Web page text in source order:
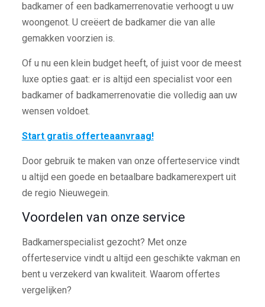
badkamer of een badkamerrenovatie verhoogt u uw
woongenot. U creëert de badkamer die van alle
gemakken voorzien is.
Of u nu een klein budget heeft, of juist voor de meest
luxe opties gaat: er is altijd een specialist voor een
badkamer of badkamerrenovatie die volledig aan uw
wensen voldoet.
Start gratis offerteaanvraag!
Door gebruik te maken van onze offerteservice vindt
u altijd een goede en betaalbare badkamerexpert uit
de regio Nieuwegein.
Voordelen van onze service
Badkamerspecialist gezocht? Met onze
offerteservice vindt u altijd een geschikte vakman en
bent u verzekerd van kwaliteit. Waarom offertes
vergelijken?